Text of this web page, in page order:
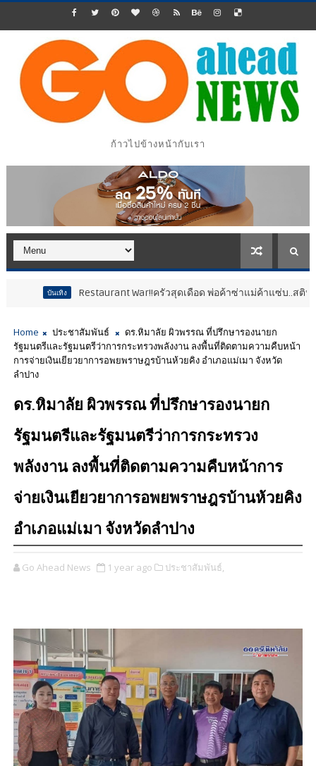
ก้าวไปข้างหน้ากับเรา
Restaurant War!!ครัวสุดเดือด พ่อค้าซ่าแม่ค้าแซ่บ..สติหลุด “เชฟ
Home ประชาสัมพันธ์
ดร.หิมาลัย ผิวพรรณ ที่ปรึกษารองนายก
รัฐมนตรีและรัฐมนตรีว่าการกระทรวงพลังงาน ลงพื้นที่ติดตามความคืบหน้า
การจ่ายเงินเยียวยาการอพยพราษฎรบ้านห้วยคิง อำเภอแม่เมา จังหวัด
ลำปาง
ดร.หิมาลัย ผิวพรรณ ที่ปรึกษารองนายก
รัฐมนตรีและรัฐมนตรีว่าการกระทรวง
พลังงาน ลงพื้นที่ติดตามความคืบหน้าการ
จ่ายเงินเยียวยาการอพยพราษฎรบ้านห้วยคิง
อำเภอแม่เมา จังหวัดลำปาง
Go Ahead News 1 year ago ประชาสัมพันธ์,